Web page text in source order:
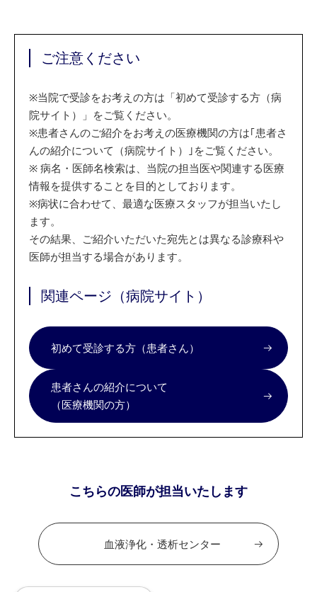
ご注意ください
※当院で受診をお考えの方は「初めて受診する方（病
院サイト）」をご覧ください。
※患者さんのご紹介をお考えの医療機関の方は｢患者さ
んの紹介について（病院サイト）｣をご覧ください。
※ 病名・医師名検索は、当院の担当医や関連する医療
情報を提供することを目的としております。
※病状に合わせて、最適な医療スタッフが担当いたし
ます。
その結果、ご紹介いただいた宛先とは異なる診療科や
医師が担当する場合があります。
関連ページ（病院サイト）
初めて受診する方（患者さん）
患者さんの紹介について
（医療機関の方）
こちらの医師が担当いたします
血液浄化・透析センター